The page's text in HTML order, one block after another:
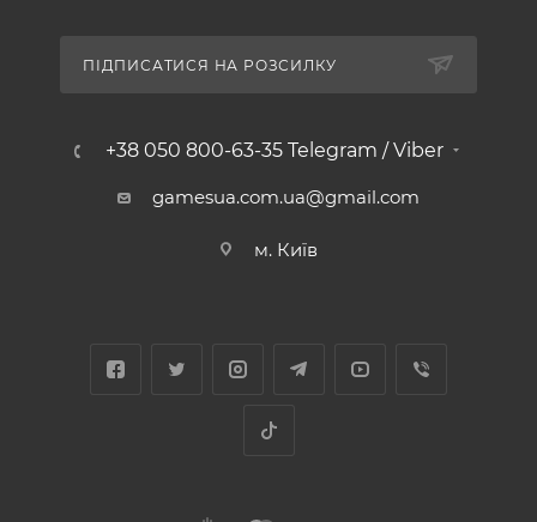
ПІДПИСАТИСЯ НА РОЗСИЛКУ
+38 050 800-63-35 Telegram / Viber
gamesua.com.ua@gmail.com
м. Київ